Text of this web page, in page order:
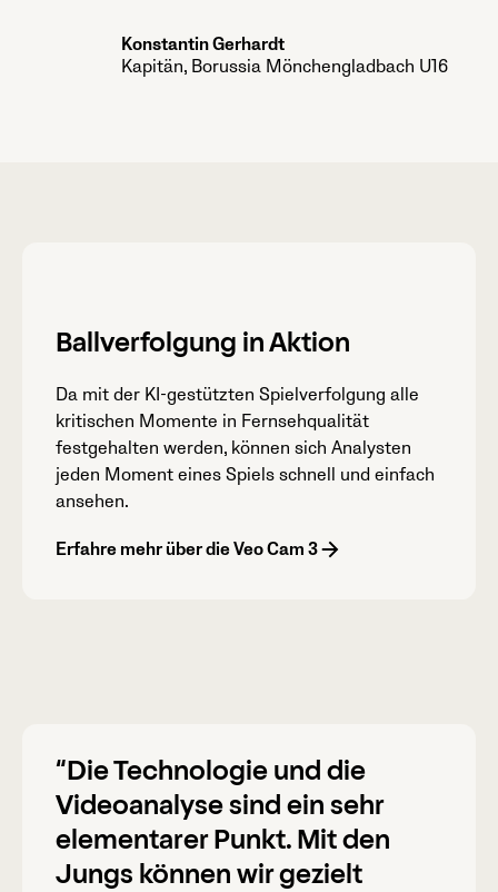
Konstantin Gerhardt
Kapitän, Borussia Mönchengladbach U16
Ballverfolgung in Aktion
Da mit der KI-gestützten Spielverfolgung alle
kritischen Momente in Fernsehqualität
festgehalten werden, können sich Analysten
jeden Moment eines Spiels schnell und einfach
ansehen.
Erfahre mehr über die Veo Cam 3
“Die Technologie und die
Videoanalyse sind ein sehr
elementarer Punkt. Mit den
Jungs können wir gezielt